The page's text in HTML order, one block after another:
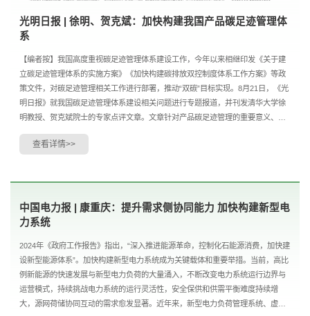
光明日报 | 徐明、贺克斌：加快构建我国产品碳足迹管理体
系
【编者按】我国高度重视碳足迹管理体系建设工作，今年以来相继印发《关于建
立碳足迹管理体系的实施方案》《加快构建碳排放双控制度体系工作方案》等政
策文件，对碳足迹管理相关工作进行部署，推动“双碳”目标实现。8月21日，《光
明日报》就我国碳足迹管理体系建设相关问题进行专题报道，并刊发清华大学徐
明教授、贺克斌院士的专家点评文章。文章针对产品碳足迹管理的重要意义、我
查看详情>>
中国电力报 | 康重庆：提升需求侧协同能力 加快构建新型电
力系统
2024年《政府工作报告》指出，“深入推进能源革命，控制化石能源消费，加快建
设新型能源体系”。加快构建新型电力系统成为关键载体和重要举措。当前，高比
例新能源的快速发展与新型电力负荷的大量涌入，不断改变电力系统运行边界与
运营模式，持续挑战电力系统的运行灵活性，安全保供和供需平衡难度持续增
大，源网荷储协同互动的需求愈发显著。近年来，新型电力负荷管理系统、虚拟